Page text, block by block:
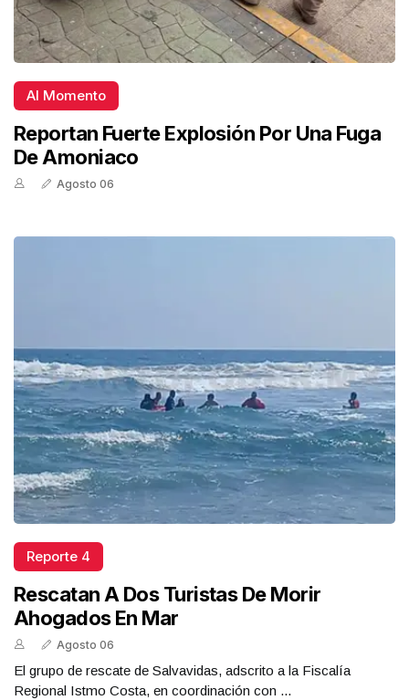
Al Momento
Reportan Fuerte Explosión Por Una Fuga
De Amoniaco
Agosto 06
Reporte 4
Rescatan A Dos Turistas De Morir
Ahogados En Mar
Agosto 06
El grupo de rescate de Salvavidas, adscrito a la Fiscalía
Regional Istmo Costa, en coordinación con ...